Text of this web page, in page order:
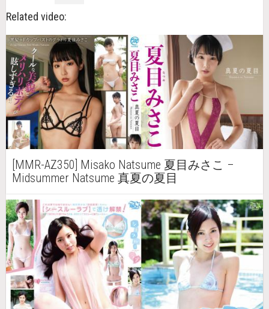
Related video:
[MMR-AZ350] Misako Natsume 夏目みさこ –
Midsummer Natsume 真夏の夏目